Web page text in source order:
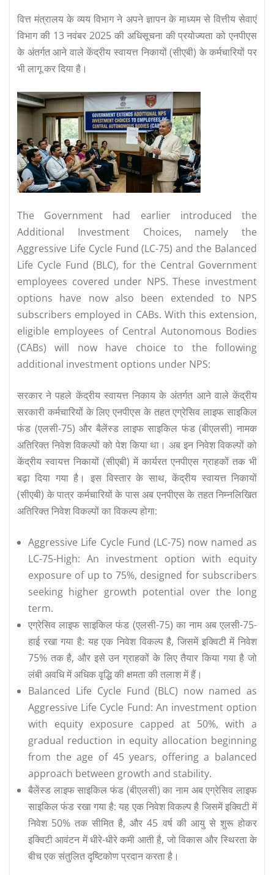
वित्त मंत्रालय के व्यय विभाग ने अपने ज्ञापन के माध्यम से वित्तीय सेवाएं
विभाग की 13 नवंबर 2025 की अधिसूचना की प्रयोज्यता को एनपीएस
के अंतर्गत आने वाले केंद्रीय स्वायत्त निकायों (सीएबी) के कर्मचारियों पर
भी लागू कर दिया है।
The Government had earlier introduced the
Additional Investment Choices, namely the
Aggressive Life Cycle Fund (LC-75) and the Balanced
Life Cycle Fund (BLC), for the Central Government
employees covered under NPS. These investment
options have now also been extended to NPS
subscribers employed in CABs. With this extension,
eligible employees of Central Autonomous Bodies
(CABs) will now have choice to the following
additional investment options under NPS:
सरकार ने पहले केंद्रीय स्वायत्त निकाय के अंतर्गत आने वाले केंद्रीय
सरकारी कर्मचारियों के लिए एनपीएस के तहत एग्रेसिव लाइफ साइकिल
फंड (एलसी-75) और बैलेंस्ड लाइफ साइकिल फंड (बीएलसी) नामक
अतिरिक्त निवेश विकल्पों को पेश किया था। अब इन निवेश विकल्पों को
केंद्रीय स्वायत्त निकायों (सीएबी) में कार्यरत एनपीएस ग्राहकों तक भी
बढ़ा दिया गया है। इस विस्तार के साथ, केंद्रीय स्वायत्त निकायों
(सीएबी) के पात्र कर्मचारियों के पास अब एनपीएस के तहत निम्नलिखित
अतिरिक्त निवेश विकल्पों का विकल्प होगा:
Aggressive Life Cycle Fund (LC-75) now named as
LC-75-High: An investment option with equity
exposure of up to 75%, designed for subscribers
seeking higher growth potential over the long
term.
एग्रेसिव लाइफ साइकिल फंड (एलसी-75) का नाम अब एलसी-75-
हाई रखा गया है: यह एक निवेश विकल्प है, जिसमें इक्विटी में निवेश
75% तक है, और इसे उन ग्राहकों के लिए तैयार किया गया है जो
लंबी अवधि में अधिक वृद्धि की क्षमता की तलाश में हैं।
Balanced Life Cycle Fund (BLC) now named as
Aggressive Life Cycle Fund: An investment option
with equity exposure capped at 50%, with a
gradual reduction in equity allocation beginning
from the age of 45 years, offering a balanced
approach between growth and stability.
बैलेंस्ड लाइफ साइकिल फंड (बीएलसी) का नाम अब एग्रेसिव लाइफ
साइकिल फंड रखा गया है: यह एक निवेश विकल्प है जिसमें इक्विटी में
निवेश 50% तक सीमित है, और 45 वर्ष की आयु से शुरू होकर
इक्विटी आवंटन में धीरे-धीरे कमी आती है, जो विकास और स्थिरता के
बीच एक संतुलित दृष्टिकोण प्रदान करता है।